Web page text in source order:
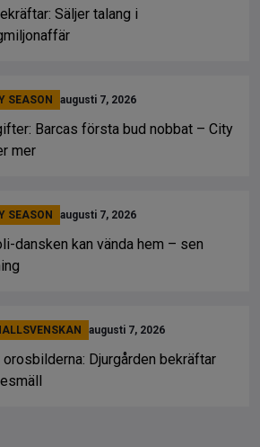
Säljer talang i
SEASON augusti 7, 2026
Barcas första bud nobbat – City
mer
SEASON augusti 7, 2026
dansken kan vända hem – sen
augusti 7, 2026
orosbilderna: Djurgården bekräftar